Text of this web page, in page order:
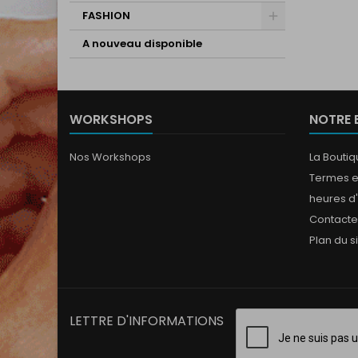
FASHION
A nouveau disponible
WORKSHOPS
Nos Workshops
NOTRE
La
Termes
heures
Plan du
LETTRE D'INFORMATIONS